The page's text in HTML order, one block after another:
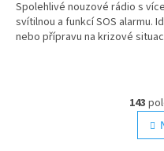
z
5
hvězdiček.
Spolehlivé nouzové rádio s
svítilnou a funkcí SOS alarmu.
nebo přípravu na krizové
143